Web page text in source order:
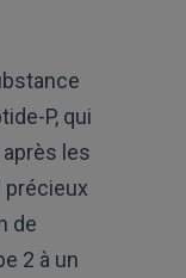
P, qui
les
précieux
de
2 à un